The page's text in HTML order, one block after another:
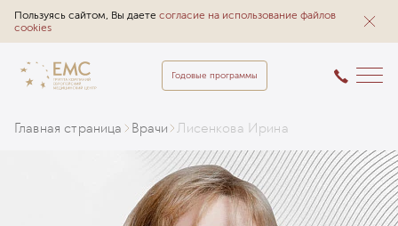
Пользуясь сайтом, Вы даете согласие на использование файлов
cookies
Годовые программы
Главная страница Врачи Лисенкова Ирина